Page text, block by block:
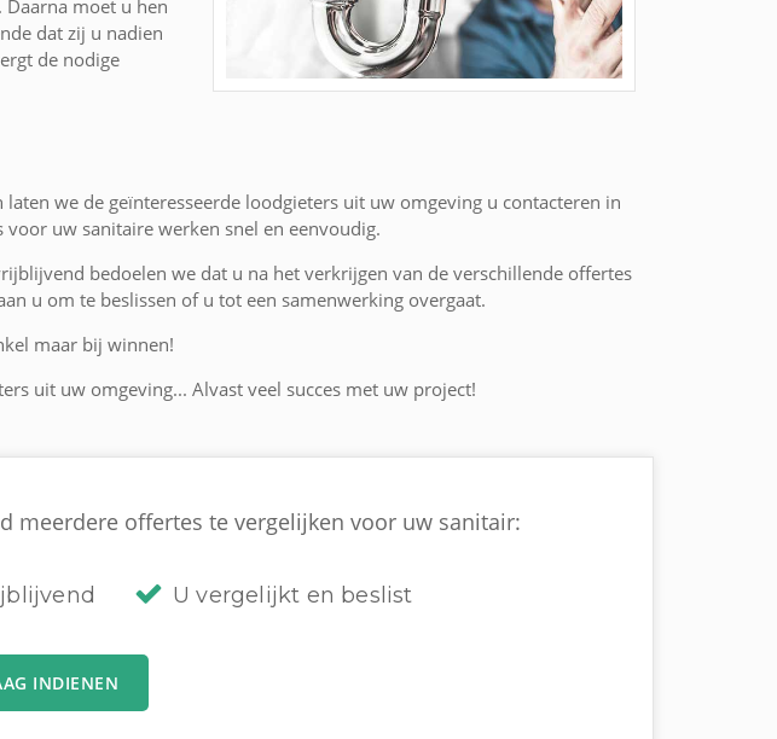
moet u hen
dat zij u nadien
de nodige
we de geïnteresseerde loodgieters uit uw omgeving u contacteren in
uw sanitaire werken snel en eenvoudig.
bedoelen we dat u na het verkrijgen van de verschillende offertes
u om te beslissen of u tot een samenwerking overgaat.
maar bij winnen!
uit uw omgeving... Alvast veel succes met uw project!
offertes te vergelijken voor uw sanitair:
U vergelijkt en beslist
INDIENEN